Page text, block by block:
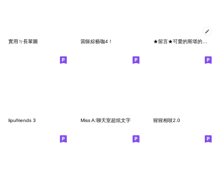
實用ㄉ長輩圖 當個綜藝咖4！ ★留言★可愛的斯堪的納維亞風格①
lipufriends 3 Miss A:聊天室超炫文字 猩猩相吱2.0